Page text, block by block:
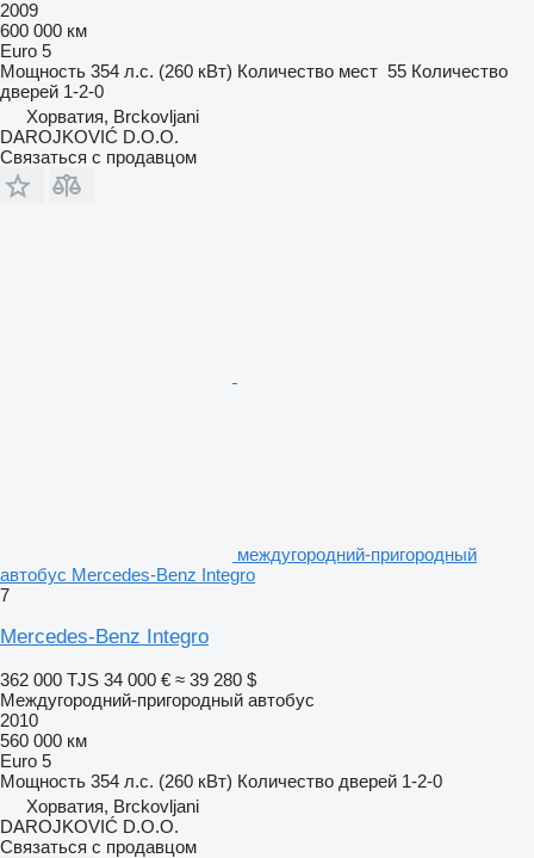
2009
600 000 км
Euro 5
Мощность 354 л.с. (260 кВт) Количество мест 55 Количество
дверей 1-2-0
Хорватия, Brckovljani
DAROJKOVIĆ D.O.O.
Связаться с продавцом
междугородний-пригородный
автобус Mercedes-Benz Integro
7
Mercedes-Benz Integro
362 000 TJS 34 000 € ≈ 39 280 $
Междугородний-пригородный автобус
2010
560 000 км
Euro 5
Мощность 354 л.с. (260 кВт) Количество дверей 1-2-0
Хорватия, Brckovljani
DAROJKOVIĆ D.O.O.
Связаться с продавцом